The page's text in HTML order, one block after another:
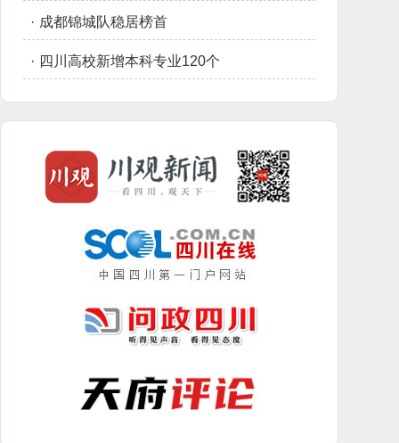
· 成都锦城队稳居榜首
· 四川高校新增本科专业120个